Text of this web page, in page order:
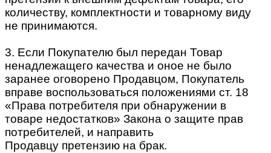
количеству, комплектности и товарному виду
не принимаются.
3. Если Покупателю был передан Товар
ненадлежащего качества и оное не было
заранее оговорено Продавцом, Покупатель
вправе воспользоваться положениями ст. 18
«Права потребителя при обнаружении в
товаре недостатков» Закона о защите прав
потребителей, и направить
Продавцу претензию на брак.